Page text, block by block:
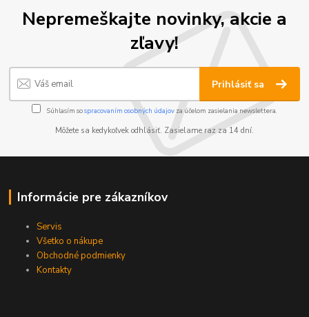
Nepremeškajte novinky, akcie a
zľavy!
Prihlásiť sa
Súhlasím sospracovaním osobných údajov za účelom zasielania newslettera.
Môžete sa kedykoľvek odhlásiť. Zasielame raz za 14 dní.
Informácie pre zákazníkov
Servis
Všetko o nákupe
Obchodné podmienky
Kontakty